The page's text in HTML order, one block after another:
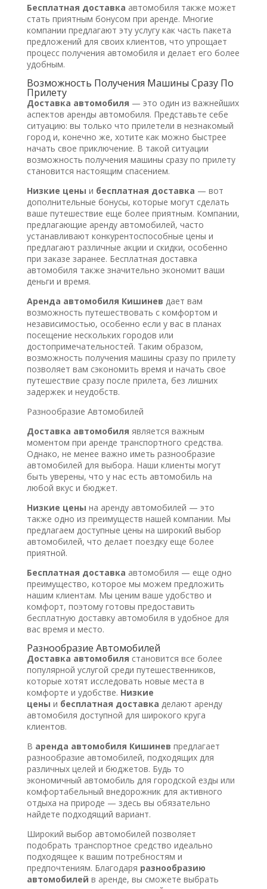
Бесплатная доставка автомобиля также может
стать приятным бонусом при аренде. Многие
компании предлагают эту услугу как часть пакета
предложений для своих клиентов, что упрощает
процесс получения автомобиля и делает его более
удобным.
Возможность Получения Машины Сразу По
Прилету
Доставка автомобиля — это один из важнейших
аспектов аренды автомобиля. Представьте себе
ситуацию: вы только что прилетели в незнакомый
город и, конечно же, хотите как можно быстрее
начать свое приключение. В такой ситуации
возможность получения машины сразу по прилету
становится настоящим спасением.
Низкие цены и бесплатная доставка — вот
дополнительные бонусы, которые могут сделать
ваше путешествие еще более приятным. Компании,
предлагающие аренду автомобилей, часто
устанавливают конкурентоспособные цены и
предлагают различные акции и скидки, особенно
при заказе заранее. Бесплатная доставка
автомобиля также значительно экономит ваши
деньги и время.
Аренда автомобиля Кишинев дает вам
возможность путешествовать с комфортом и
независимостью, особенно если у вас в планах
посещение нескольких городов или
достопримечательностей. Таким образом,
возможность получения машины сразу по прилету
позволяет вам сэкономить время и начать свое
путешествие сразу после прилета, без лишних
задержек и неудобств.
Разнообразие Автомобилей
Доставка автомобиля является важным
моментом при аренде транспортного средства.
Однако, не менее важно иметь разнообразие
автомобилей для выбора. Наши клиенты могут
быть уверены, что у нас есть автомобиль на
любой вкус и бюджет.
Низкие цены на аренду автомобилей — это
также одно из преимуществ нашей компании. Мы
предлагаем доступные цены на широкий выбор
автомобилей, что делает поездку еще более
приятной.
Бесплатная доставка автомобиля — еще одно
преимущество, которое мы можем предложить
нашим клиентам. Мы ценим ваше удобство и
комфорт, поэтому готовы предоставить
бесплатную доставку автомобиля в удобное для
вас время и место.
Разнообразие Автомобилей
Доставка автомобиля становится все более
популярной услугой среди путешественников,
которые хотят исследовать новые места в
комфорте и удобстве. Низкие
цены и бесплатная доставка делают аренду
автомобиля доступной для широкого круга
клиентов.
В аренда автомобиля Кишинев предлагает
разнообразие автомобилей, подходящих для
различных целей и бюджетов. Будь то
экономичный автомобиль для городской езды или
комфортабельный внедорожник для активного
отдыха на природе — здесь вы обязательно
найдете подходящий вариант.
Широкий выбор автомобилей позволяет
подобрать транспортное средство идеально
подходящее к вашим потребностям и
предпочтениям. Благодаря разнообразию
автомобилей в аренде, вы сможете выбрать